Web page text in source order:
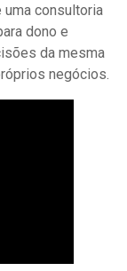
uma consultoria
dono e
da mesma
negócios.